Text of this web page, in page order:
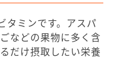
タミンです。アスパ
などの果物に多く含
だけ摂取したい栄養